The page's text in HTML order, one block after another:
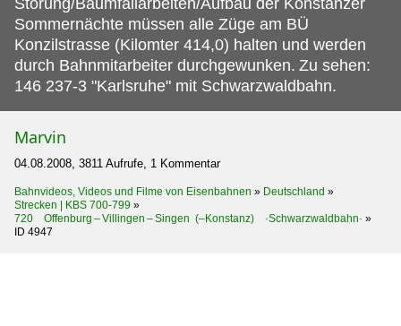
Störung/Baumfällarbeiten/Aufbau der Konstanzer
Sommernächte müssen alle Züge am BÜ
Konzilstrasse (Kilomter 414,0) halten und werden
durch Bahnmitarbeiter durchgewunken. Zu sehen:
146 237-3 "Karlsruhe" mit Schwarzwaldbahn.
Marvin
04.08.2008, 3811 Aufrufe, 1 Kommentar
Bahnvideos, Videos und Filme von Eisenbahnen » Deutschland »
Strecken | KBS 700-799 »
720 Offenburg – Villingen – Singen (–Konstanz) ·Schwarzwaldbahn· »
ID 4947